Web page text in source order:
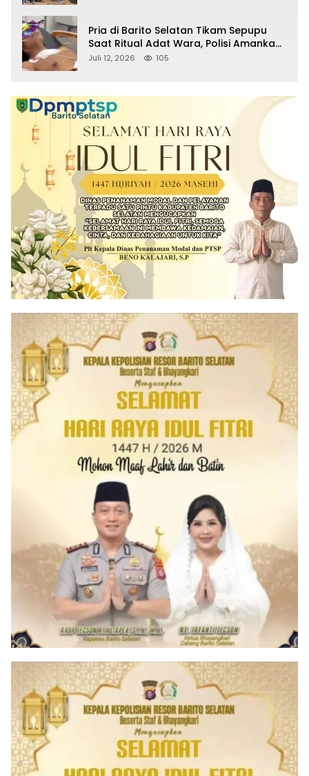
Pria di Barito Selatan Tikam Sepupu
Saat Ritual Adat Wara, Polisi Amankan
Pelaku
Juli 12, 2026 105